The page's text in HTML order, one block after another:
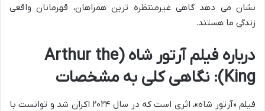
نشان می دهد گاهی غیرمنتظره ترین همراهان، قهرمانان واقعی
زندگی ما هستند.
درباره فیلم آرتور شاه (Arthur the
King): نگاهی کلی به مشخصات
فیلم «آرتور شاه»، اثری است که در سال ۲۰۲۴ اکران شد و توانست با